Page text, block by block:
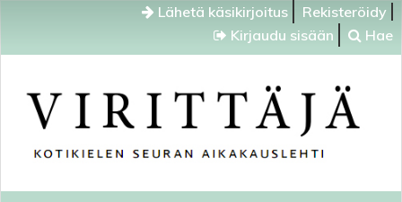
Lähetä käsikirjoitus
Rekisteröidy
Kirjaudu sisään
Hae